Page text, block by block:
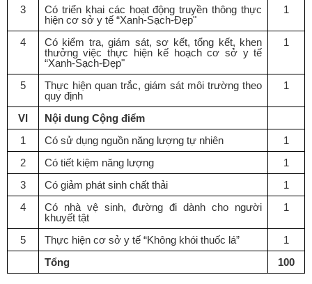
3 Có triển khai các hoạt động truyền thông thực
hiện cơ sở y tế “Xanh-Sạch-Đẹp"
1
4
Có kiểm tra, giám sát, sơ kết, tổng kết, khen
thưởng việc thực hiện kế hoạch cơ sở y tế
“Xanh-Sạch-Đẹp"
1
5
Thực hiện quan trắc, giám sát môi trường theo
quy định
1
VI
Nội dung Cộng điểm
1
Có sử dụng nguồn năng lượng tự nhiên
1
2
Có tiết kiệm năng lượng
1
3
Có giảm phát sinh chất thải
1
4
Có nhà vệ sinh, đường đi dành cho người
khuyết tật
1
5 Thực hiện cơ sở y tế“Không khói thuốc lá”
1
Tổng 100